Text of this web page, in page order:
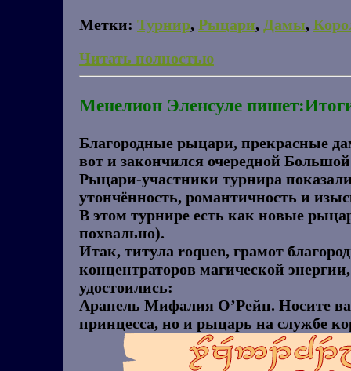
Метки: Турнир, Рыцари, Дамы,
Читать полностью
Менелион Эленсуле
Благородные рыцари, прекрасные
вот и закончился очередной
Рыцари-участники турнира
утончённость, романтичность и
В этом турнире есть как новые
похвально).
Итак, титула roquen, грамот
концентраторов магической
удостоились:
Аранель Мифалия О’Рейн. Носите
принцесса, но и рыцарь на службе